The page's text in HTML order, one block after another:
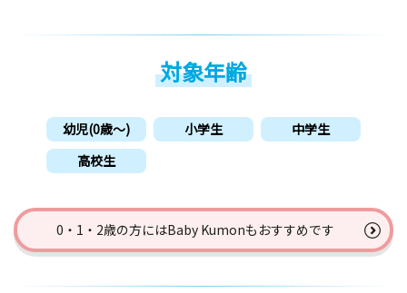
対象年齢
幼児(0歳〜) 小学生
中学生
高校生
0・1・2歳の方にはBaby Kumonもおすすめです